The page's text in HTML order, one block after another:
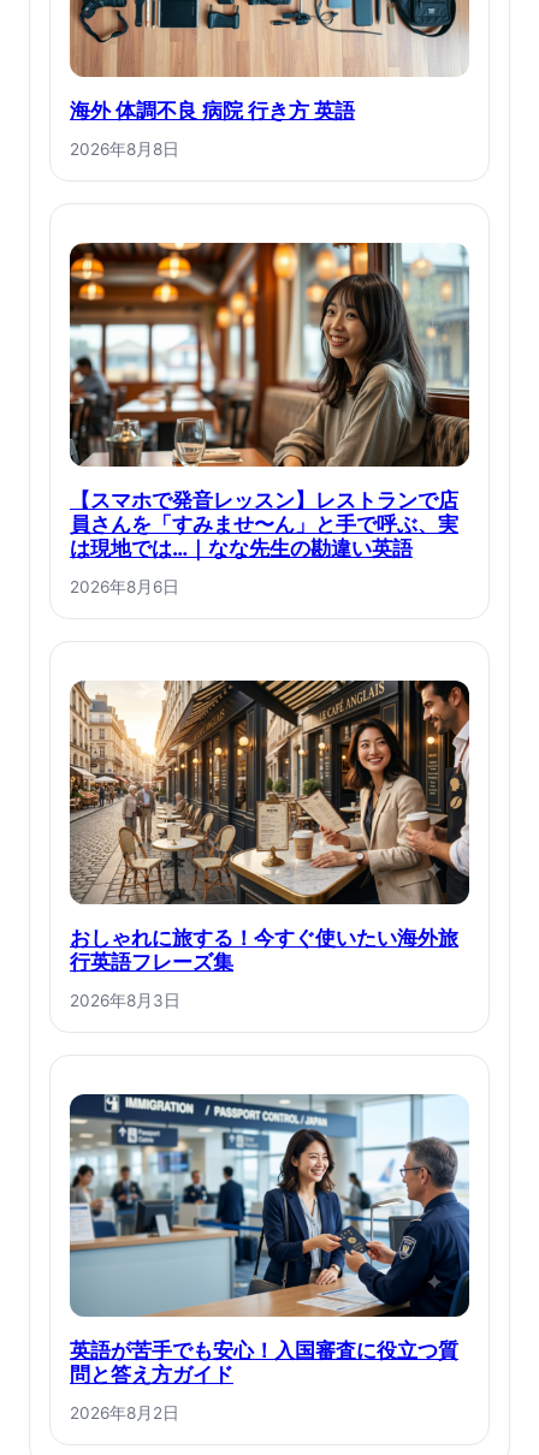
海外 体調不良 病院 行き方 英語
2026年8月8日
【スマホで発音レッスン】レストランで店
員さんを「すみませ〜ん」と手で呼ぶ、実
は現地では…｜なな先生の勘違い英語
2026年8月6日
おしゃれに旅する！今すぐ使いたい海外旅
行英語フレーズ集
2026年8月3日
英語が苦手でも安心！入国審査に役立つ質
問と答え方ガイド
2026年8月2日